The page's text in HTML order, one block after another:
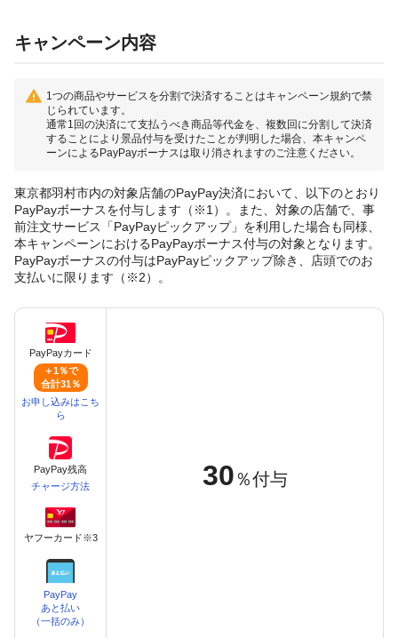
キャンペーン内容
1つの商品やサービスを分割で決済することはキャンペーン規約で禁
じられています。
通常1回の決済にて支払うべき商品等代金を、複数回に分割して決済
することにより景品付与を受けたことが判明した場合、本キャンペ
ーンによるPayPayボーナスは取り消されますのご注意ください。
東京都羽村市内の対象店舗のPayPay決済において、以下のとおり
PayPayボーナスを付与します（※1）。また、対象の店舗で、事
前注文サービス「PayPayピックアップ」を利用した場合も同様、
本キャンペーンにおけるPayPayボーナス付与の対象となります。
PayPayボーナスの付与はPayPayピックアップ除き、店頭でのお
支払いに限ります（※2）。
PayPayカード
＋1％で
合計31％
お申し込みはこち
ら
PayPay残高
チャージ方法
ヤフーカード※3
PayPay
あと払い
（一括のみ）
30 ％付与